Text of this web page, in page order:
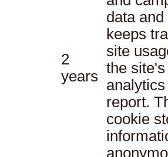
2
years
data and
keeps
site
the site's
analytics
report.
cookie